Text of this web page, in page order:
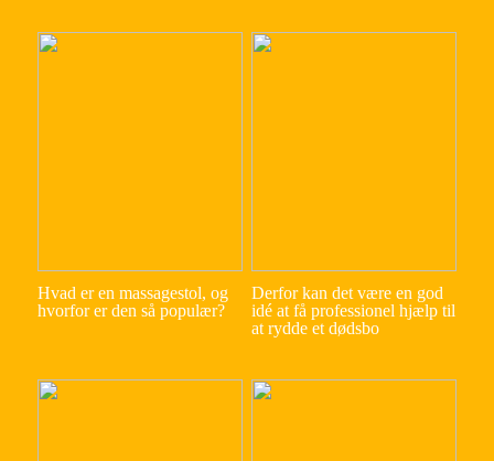
Hvad er en massagestol, og
hvorfor er den så populær?
Derfor kan det være en god
idé at få professionel hjælp til
at rydde et dødsbo